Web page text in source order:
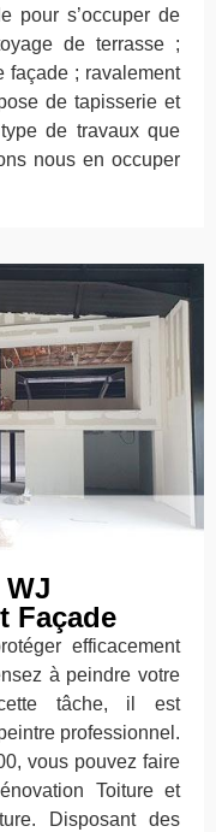
pour s’occuper de
de terrasse ;
façade ; ravalement
de tapisserie et
de travaux que
nous en occuper
Façade
efficacement
à peindre votre
tâche, il est
professionnel.
vous pouvez faire
Toiture et
Disposant des